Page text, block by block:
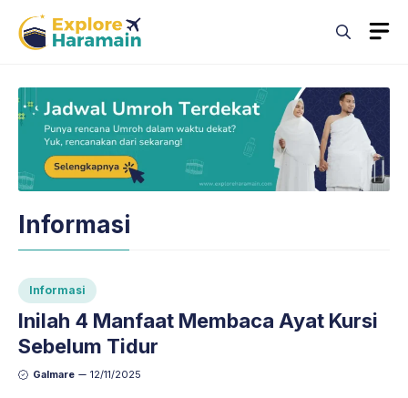
content
Informasi
Informasi
Inilah 4 Manfaat Membaca Ayat Kursi
Sebelum Tidur
Galmare 12/11/2025